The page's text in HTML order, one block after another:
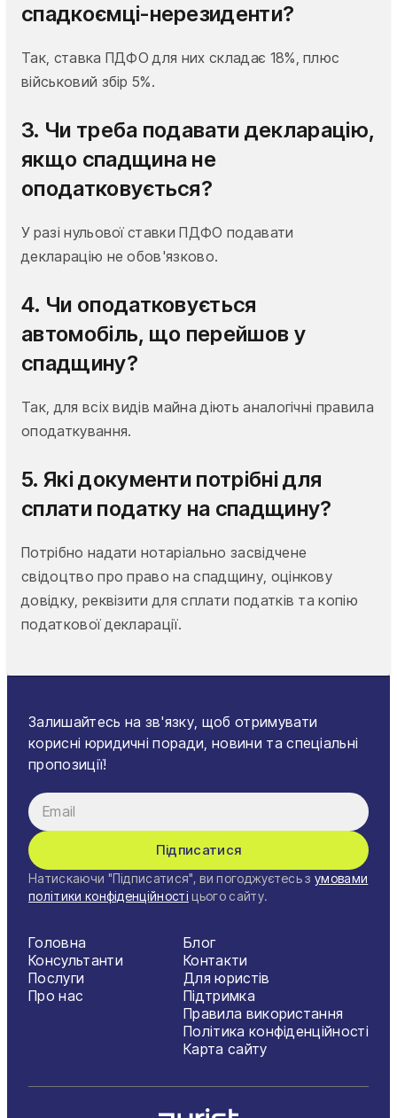
спадкоємці-нерезиденти?
Так, ставка ПДФО для них складає 18%, плюс
військовий збір 5%.
3. Чи треба подавати декларацію,
якщо спадщина не
оподатковується?
У разі нульової ставки ПДФО подавати
декларацію не обов'язково.
4. Чи оподатковується
автомобіль, що перейшов у
спадщину?
Так, для всіх видів майна діють аналогічні правила
оподаткування.
5. Які документи потрібні для
сплати податку на спадщину?
Потрібно надати нотаріально засвідчене
свідоцтво про право на спадщину, оцінкову
довідку, реквізити для сплати податків та копію
податкової декларації.
Залишайтесь на зв'язку, щоб отримувати
корисні юридичні поради, новини та спеціальні
пропозиції!
Підписатися
Натискаючи "Підписатися", ви погоджуєтесь з умовами
політики конфіденційності цього сайту.
Головна
Консультанти
Послуги
Про нас
Блог
Контакти
Для юристів
Підтримка
Правила використання
Політика конфіденційності
Карта сайту